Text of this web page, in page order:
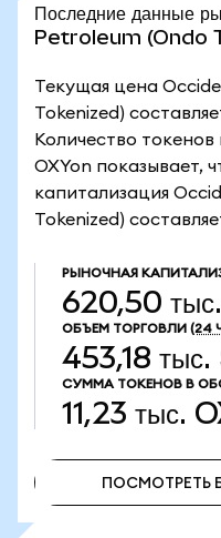
Последние данные
Petroleum (Ondo
Текущая цена
Tokenized)
Количество
OXYon показывает,
капитализация
Tokenized)
РЫНОЧНАЯ
620,50
ОБЪЕМ ТОРГОВЛИ (24
453,18 тыс.
СУММА ТОКЕНОВ В
11,23 тыс.
ПОСМОТРЕТЬ